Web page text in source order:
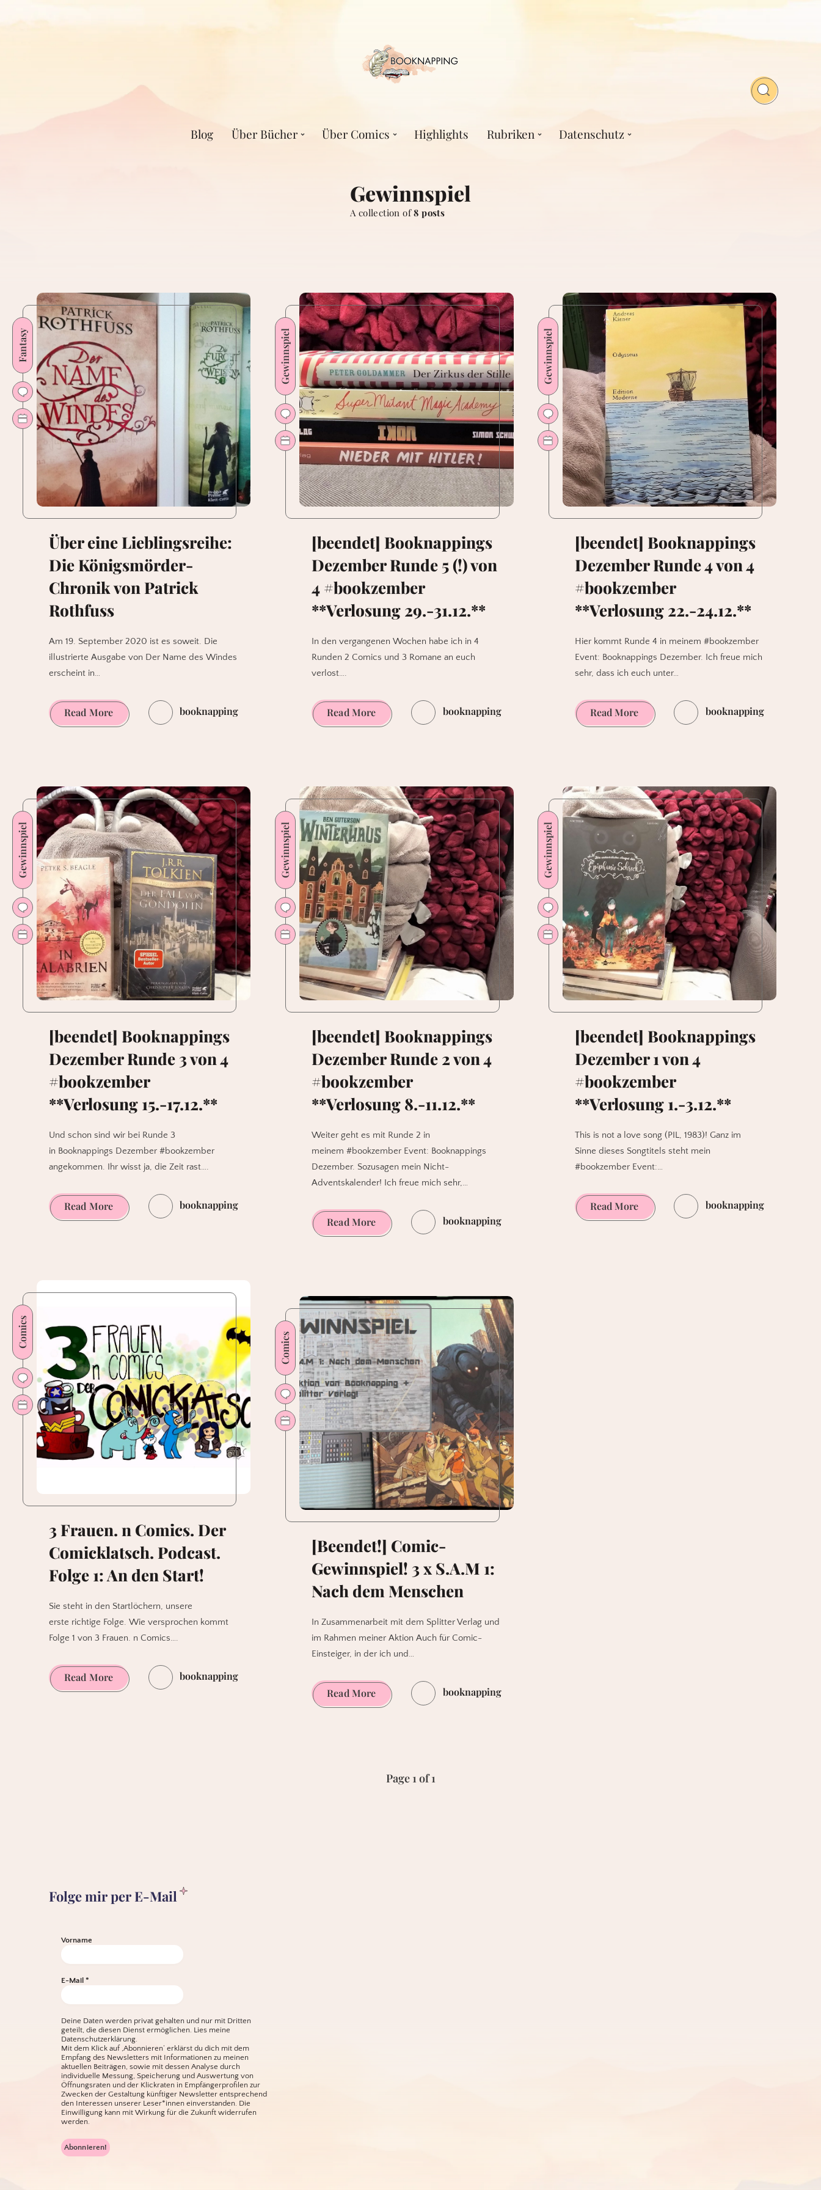
Blog Über Bücher Über Comics Highlights Rubriken Datenschutz
Gewinnspiel
A collection of8 posts
Fantasy
Über eine Lieblingsreihe:
Die Königsmörder-
Chronik von Patrick
Rothfuss
Am 19. September 2020 ist es soweit. Die
illustrierte Ausgabe von Der Name des Windes
erscheint in…
Read MoreÜber
eine
Chronik
von
Patrick
Rothfuss
booknapping
Gewinnspiel
[beendet] Booknappings
Dezember Runde 5 (!) von
4 #bookzember
**Verlosung 29.-31.12.**
In den vergangenen Wochen habe ich in 4
Runden 2 Comics und 3 Romane an euch
verlost….
Read More[beendet]
Booknappings
(!)
von
4
#bookzember
**Verlosung
29.-31.12.**
booknapping
Gewinnspiel
[beendet] Booknappings
Dezember Runde 4 von 4
#bookzember
**Verlosung 22.-24.12.**
Hier kommt Runde 4 in meinem #bookzember
Event: Booknappings Dezember. Ich freue mich
sehr, dass ich euch unter…
Read More[beendet]
Booknappings
von
4
#bookzember
**Verlosung
22.-24.12.**
booknapping
Gewinnspiel
[beendet] Booknappings
Dezember Runde 3 von 4
#bookzember
**Verlosung 15.-17.12.**
Und schon sind wir bei Runde 3
in Booknappings Dezember #bookzember
angekommen. Ihr wisst ja, die Zeit rast….
Read More[beendet]
Booknappings
von
#bookzember
**Verlosung
15.-17.12.**
booknapping
Gewinnspiel
[beendet] Booknappings
Dezember Runde 2 von 4
#bookzember
**Verlosung 8.-11.12.**
Weiter geht es mit Runde 2 in
meinem #bookzember Event: Booknappings
Dezember. Sozusagen mein Nicht-
Adventskalender! Ich freue mich sehr,…
Read More[beendet]
Booknappings
von
4
#bookzember
**Verlosung
8.-11.12.**
booknapping
Gewinnspiel
[beendet] Booknappings
Dezember 1 von 4
#bookzember
**Verlosung 1.-3.12.**
This is not a love song (PIL, 1983)! Ganz im
Sinne dieses Songtitels steht mein
#bookzember Event:…
Read More[beendet]
Booknappings
booknapping
Comics
3 Frauen. n Comics. Der
Comicklatsch. Podcast.
Folge 1: An den Start!
Sie steht in den Startlöchern, unsere
erste richtige Folge. Wie versprochen kommt
Folge 1 von 3 Frauen. n Comics….
Read More3
Frauen.
booknapping
Comics
[Beendet!] Comic-
Gewinnspiel! 3 x S.A.M 1:
Nach dem Menschen
In Zusammenarbeit mit dem Splitter Verlag und
im Rahmen meiner Aktion Auch für Comic-
Einsteiger, in der ich und…
Read More[Beendet!]
Comic-
S.A.M
booknapping
Page 1 of 1
Folge mir per E-Mail
Vorname
E-Mail *
Deine Daten werden privat gehalten und nur mit Dritten
geteilt, die diesen Dienst ermöglichen. Lies meine
Datenschutzerklärung.
Mit dem Klick auf ‚Abonnieren‘ erklärst du dich mit dem
Empfang des Newsletters mit Informationen zu meinen
aktuellen Beiträgen, sowie mit dessen Analyse durch
individuelle Messung, Speicherung und Auswertung von
Öffnungsraten und der Klickraten in Empfängerprofilen zur
Zwecken der Gestaltung künftiger Newsletter entsprechend
den Interessen unserer Leser*innen einverstanden. Die
Einwilligung kann mit Wirkung für die Zukunft widerrufen
werden.